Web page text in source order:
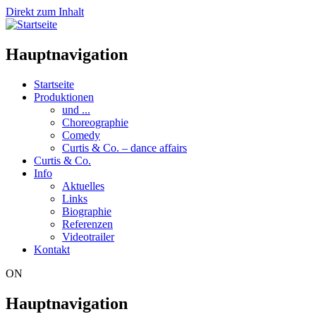
Direkt zum Inhalt
Hauptnavigation
Startseite
Produktionen
und ...
Choreographie
Comedy
Curtis & Co. – dance affairs
Curtis & Co.
Info
Aktuelles
Links
Biographie
Referenzen
Videotrailer
Kontakt
ON
Hauptnavigation